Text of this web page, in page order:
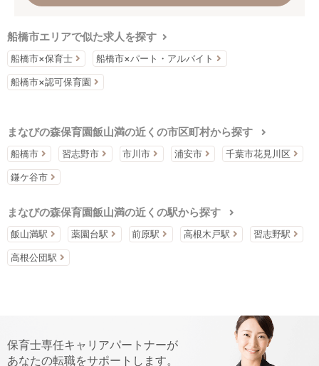
船橋市エリアで似た求人を探す
船橋市×保育士 船橋市×パート・アルバイト
船橋市×認可保育園
まなびの森保育園飯山満の近くの市区町村から探す
船橋市 習志野市 市川市 浦安市 千葉市花見川区
鎌ケ谷市
まなびの森保育園飯山満の近くの駅から探す
飯山満駅 薬園台駅 前原駅 高根木戸駅 習志野駅
高根公団駅
保育士専任キャリアパートナーが
あなたの転職をサポートします。